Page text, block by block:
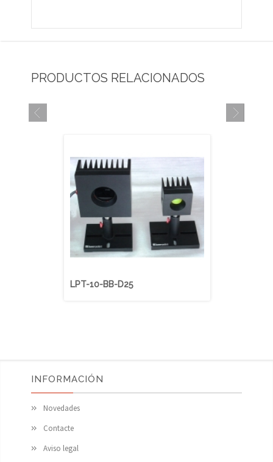
PRODUCTOS RELACIONADOS
LPT-10-BB-D25
INFORMACIÓN
Novedades
Contacte
Aviso legal